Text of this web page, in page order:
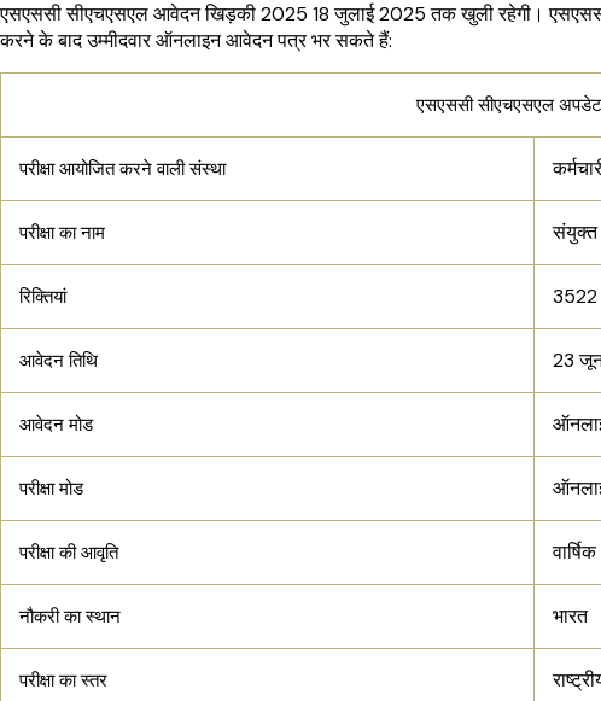
एसएससी सीएचएसएल आवेदन खिड़की 2025 18 जुलाई 2025 तक खुली रहेगी।
करने के बाद उम्मीदवार ऑनलाइन आवेदन पत्र भर सकते हैं:
एसएससी सीएचएसएल
परीक्षा आयोजित करने वाली संस्था
परीक्षा का नाम संयुक्त
रिक्तियां 3522
आवेदन तिथि 23
आवेदन मोड
परीक्षा मोड
परीक्षा की आवृति वार्षिक
नौकरी का स्थान भारत
परीक्षा का स्तर